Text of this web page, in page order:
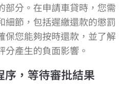
部分。在申請車貸時，您需
細節，包括遲繳還款的懲罰
保您能夠按時還款，並了解
分產生的負面影響。
，等待審批結果